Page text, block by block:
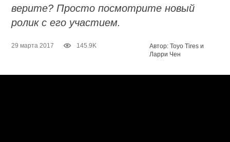
верите? Просто посмотрите новый
ролик с его участием.
29 марта 2017 145.9K
Автор: Toyo Tires и
Ларри Чен